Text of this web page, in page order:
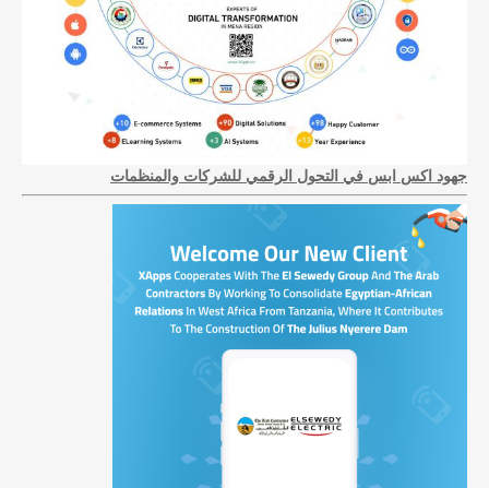
جهود اكس ابس في التحول الرقمي للشركات والمنظمات